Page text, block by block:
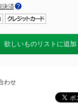
決済
欲しいものリストに追加
わせ